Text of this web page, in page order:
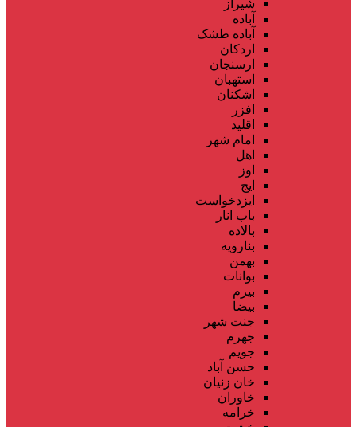
شیراز
آباده
آباده طشک
اردکان
ارسنجان
استهبان
اشکنان
افزر
اقلید
امام شهر
اهل
اوز
ایج
ایزدخواست
باب انار
بالاده
بنارویه
بهمن
بوانات
بیرم
بیضا
جنت شهر
جهرم
جویم
حسن آباد
خان زنیان
خاوران
خرامه